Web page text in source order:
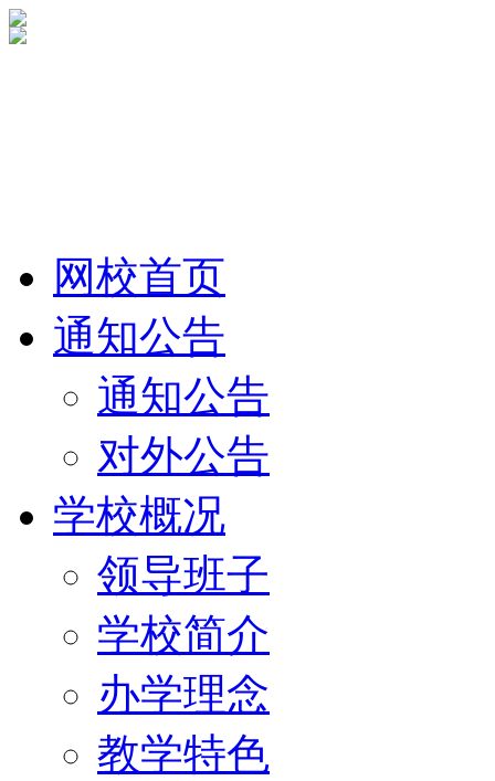
网校首页
通知公告
通知公告
对外公告
学校概况
领导班子
学校简介
办学理念
教学特色